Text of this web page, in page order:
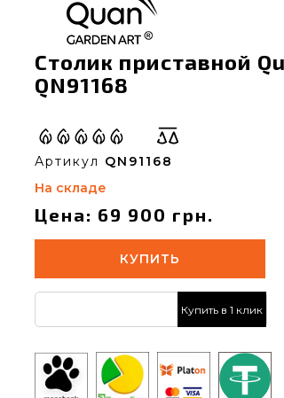
Столик приставной
QN91168
Артикул QN91168
На складе
Цена: 69 900 грн.
КУПИТЬ
Купить в 1 клик